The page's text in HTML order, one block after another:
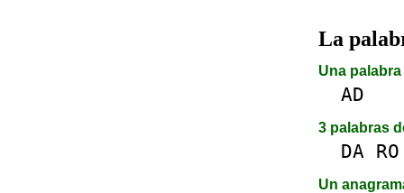
La
Una
AD
3 palabras
DA RO
Un